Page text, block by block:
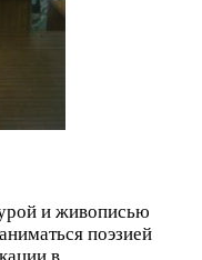
и живописью
поэзией